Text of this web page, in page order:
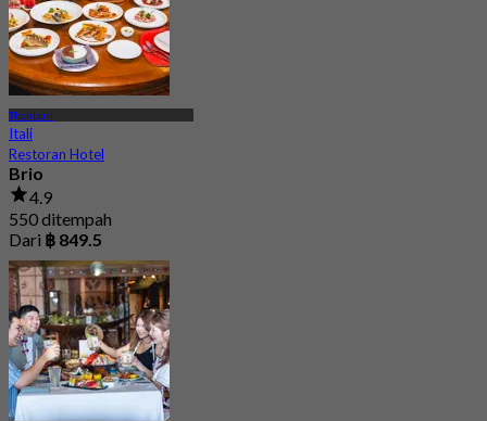
Thonburi
Itali
Restoran Hotel
Brio
4.9
550 ditempah
Dari ฿ 849.5